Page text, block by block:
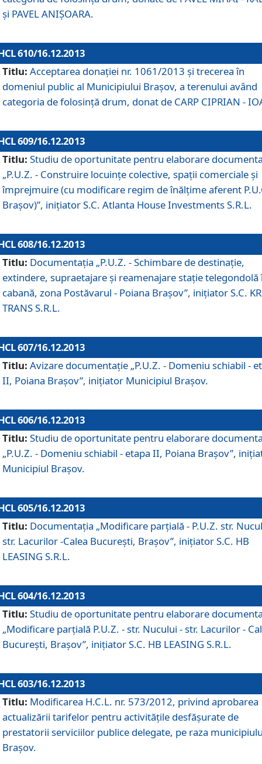
şi PAVEL ANIŞOARA.
610/16.12.2013
Titlu: Acceptarea donaţiei nr. 1061/2013 şi trecerea în
domeniul public al Municipiului Braşov, a terenului având
categoria de folosinţă drum, donat de CARP CIPRIAN -
609/16.12.2013
Titlu: Studiu de oportunitate pentru elaborare
„P.U.Z. - Construire locuinţe colective, spaţii comerciale şi
împrejmuire (cu modificare regim de înălţime aferent
Braşov)”, iniţiator S.C. Atlanta House Investments S.R.L.
608/16.12.2013
Titlu: Documentaţia „P.U.Z. - Schimbare de destinaţie,
extindere, supraetajare şi reamenajare staţie telegondolă
cabană, zona Postăvarul - Poiana Braşov”, iniţiator S.C.
TRANS S.R.L.
607/16.12.2013
Titlu: Avizare documentaţie „P.U.Z. - Domeniu schiabil -
II, Poiana Braşov”, iniţiator Municipiul Braşov.
606/16.12.2013
Titlu: Studiu de oportunitate pentru elaborare
„P.U.Z. - Domeniu schiabil - etapa II, Poiana Braşov”,
Municipiul Braşov.
605/16.12.2013
Titlu: Documentaţia „Modificare parţială - P.U.Z. str.
str. Lacurilor -Calea Bucureşti, Braşov”, iniţiator S.C. HB
LEASING S.R.L.
604/16.12.2013
Titlu: Studiu de oportunitate pentru elaborare
„Modificare parţială P.U.Z. - str. Nucului - str. Lacurilor -
Bucureşti, Braşov”, iniţiator S.C. HB LEASING S.R.L.
603/16.12.2013
Titlu: Modificarea H.C.L. nr. 573/2012, privind aprobarea
actualizării tarifelor pentru activităţile desfăşurate de
prestatorii serviciilor publice delegate, pe raza
Braşov.